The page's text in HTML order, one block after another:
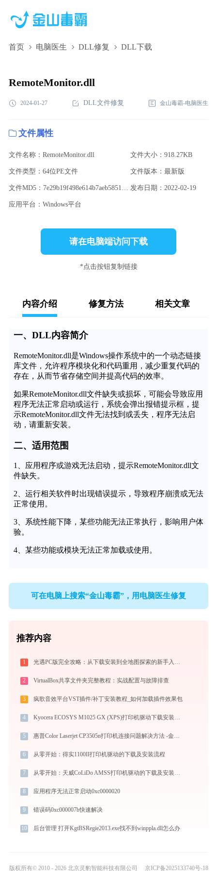
首页 电脑医生 DLL修复 DLL下载
RemoteMonitor.dll,RemoteMonitor.dll下载,RemoteMonitor.dll修复
RemoteMonitor.dll
2024-01-27 DLL文件修复 金山毒霸-电脑医生
文件属性
文件名称：RemoteMonitor.dll 文件大小：918.27KB
文件类型：64位PE文件 文件版本：最新版
文件MD5：7e29b19f498e614b7aeb5851414d01b7 发布日期：2022-02-19
应用平台：Windows平台
请在电脑端访问下载
*点击按钮复制链接
内容介绍 修复方法 相关文章
一、DLL内容简介
RemoteMonitor.dll是Windows操作系统中的一个动态链接
库文件，允许程序模块化和代码重用，减少重复代码的
存在，从而节省存储空间并提高代码的效率。
如果RemoteMonitor.dll文件缺失或损坏，可能会导致应用
程序无法正常启动或运行，系统会弹出报错提示框，提
示RemoteMonitor.dll文件无法找到或丢失，程序无法启
动，请重新安装。
二、适用范围
1、应用程序或游戏无法启动，提示RemoteMonitor.dll文
件缺失。
2、运行相关软件时出现错误提示，导致程序崩溃或无法
正常使用。
3、系统性能下降，某些功能无法正常执行，影响用户体
验。
4、某些功能或模块无法正常加载或使用。
可在电脑上搜索“金山毒霸”，用电脑医生修复
推荐内容
1 光遇PC版完全攻略：从下载安装到全地图探索的新手入门指南（2026最新）
2 VirtualBox共享文件夹完整教程：实战配置与故障排查
3 疯歌音效平台VST插件/补丁安装教程_如何加载插件效果包
4 Kyocera ECOSYS M1025 GX (XPS)打印机驱动下载安装全程指导，轻松解决打印问题
5 惠普Color Laserjet CP3505n打印机连接问题解决方法 -金山毒霸
6 从零开始：得实1100II打印机驱动的下载及安装流程
7 从零开始：天威CoLiDo AMSS打印机驱动的下载及安装流程
8 应用程序无法正常启动0xc0000020
9 错误码0xc000007b快速解决
10 后台管理 打开KgtBSRegie2013.exe找不到winppla.dll怎么办
版权所有© 2010 - 2026 北京灵豹智能科技有限公司 京ICP备2025133740号-18